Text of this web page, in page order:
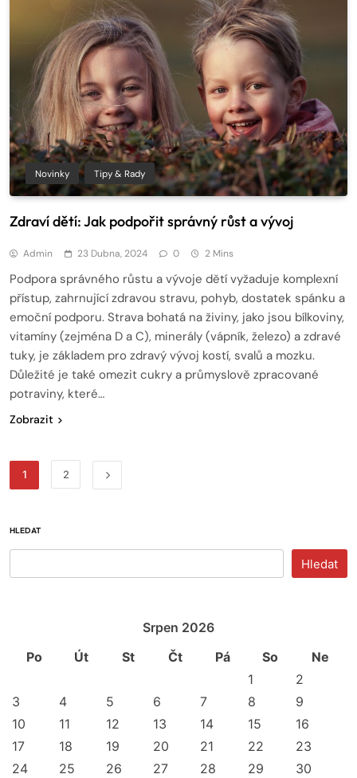
Novinky Tipy & Rady
Zdraví dětí: Jak podpořit správný růst a vývoj
Admin 23 Dubna, 2024 0 2 Mins
Podpora správného růstu a vývoje dětí vyžaduje komplexní
přístup, zahrnující zdravou stravu, pohyb, dostatek spánku a
emoční podporu. Strava bohatá na živiny, jako jsou bílkoviny,
vitamíny (zejména D a C), minerály (vápník, železo) a zdravé
tuky, je základem pro zdravý vývoj kostí, svalů a mozku.
Důležité je také omezit cukry a průmyslově zpracované
potraviny, které…
Zobrazit
1 2
HLEDAT
Hledat
Srpen 2026
Po
Út St Čt Pá So
Ne
1
2
3
4 5 6 7 8
9
10
11 12 13 14 15
16
17
18 19 20 21 22
23
24
25 26 27 28 29
30